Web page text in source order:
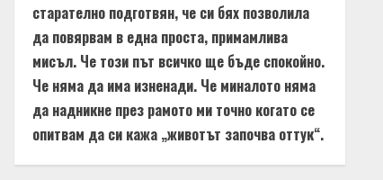
старателно подготвян, че си бях позволила
да повярвам в една проста, примамлива
мисъл. Че този път всичко ще бъде спокойно.
Че няма да има изненади. Че миналото няма
да надникне през рамото ми точно когато се
опитвам да си кажа „животът започва оттук“.